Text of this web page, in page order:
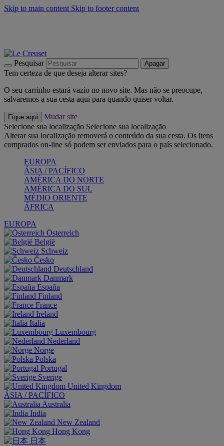
Skip to main content Skip to footer content
Pesquisar Apagar
Tem certeza de que deseja alterar sites?
O seu carrinho estará vazio no novo site. Mas não se preocupe,
salvaremos a sua cesta aqui para quando quiser voltar.
Fique aqui
Mudar site
Selecione sua localização Selecione sua localização
Alterar sua localização removerá o conteúdo da sua cesta. Os itens
comprados on-line só podem ser enviados para o país selecionado.
EUROPA
ÁSIA / PACÍFICO
AMÉRICA DO NORTE
AMÉRICA DO SUL
MÉDIO ORIENTE
ÁFRICA
EUROPA
Österreich
België
Schweiz
Česko
Deutschland
Danmark
España
Finland
France
Ireland
Italia
Luxembourg
Nederland
Norge
Polska
Portugal
Sverige
United Kingdom
ÁSIA / PACÍFICO
Australia
India
New Zealand
Hong Kong
日本